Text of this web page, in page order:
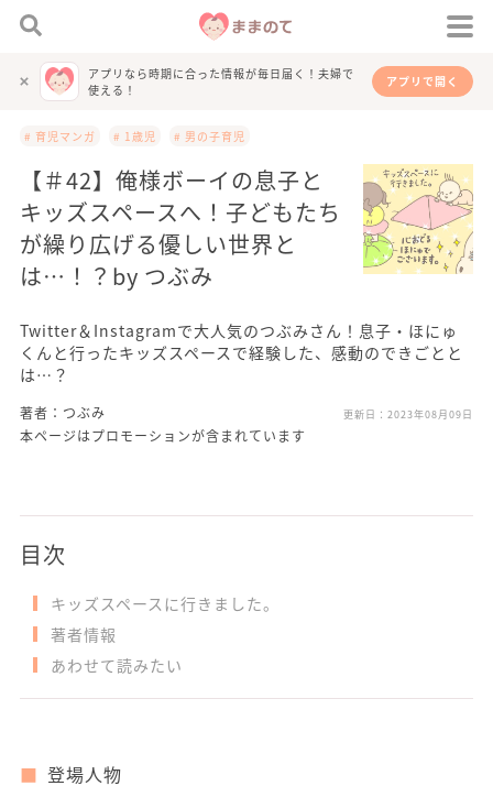
アプリなら時期に合った情報が毎日届く！夫婦で
使える！
アプリで開く
# 育児マンガ # 1歳児 # 男の子育児
【＃42】俺様ボーイの息子と
キッズスペースへ！子どもたち
が繰り広げる優しい世界と
は…！？by つぶみ
Twitter＆Instagramで大人気のつぶみさん！息子・ほにゅ
くんと行ったキッズスペースで経験した、感動のできごとと
は…？
著者：つぶみ 更新日： 2023年08月09日
本ページはプロモーションが含まれています
目次
キッズスペースに行きました。
著者情報
あわせて読みたい
登場人物